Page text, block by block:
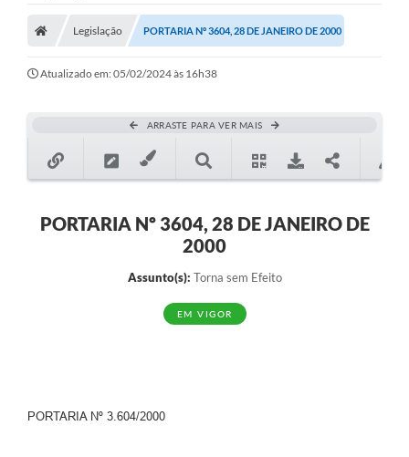
Legislação PORTARIA Nº 3604, 28 DE JANEIRO DE 2000
Atualizado em: 05/02/2024 às 16h38
ARRASTE PARA VER MAIS
PORTARIA Nº 3604, 28 DE JANEIRO DE
2000
Assunto(s): Torna sem Efeito
EM VIGOR
PORTARIA Nº 3.604/2000